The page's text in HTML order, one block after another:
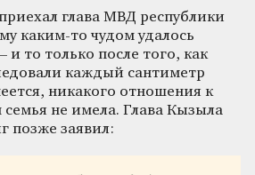
глава МВД республики
каким‑то чудом удалось
и то только после того, как
каждый сантиметр
никакого отношения к
не имела. Глава Кызыла
позже заявил: